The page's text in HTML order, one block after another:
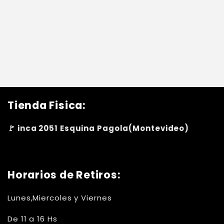
Tienda Fisica:
🚩 inca 2051 Esquina Pagola(Montevideo)
Horarios de Retiros:
Lunes,Miercoles y Viernes
De 11 a 16 Hs